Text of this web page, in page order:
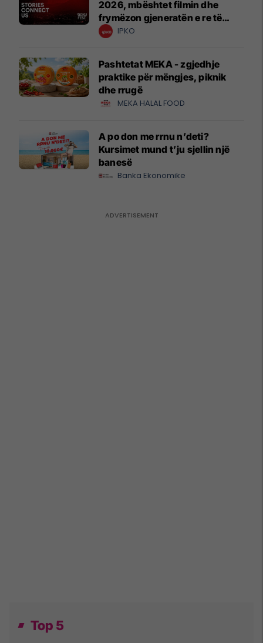
2026, mbështet filmin dhe
frymëzon gjeneratën e re të
krijuesve
IPKO
Pashtetat MEKA - zgjedhje
praktike për mëngjes, piknik
dhe rrugë
MEKA HALAL FOOD
A po don me rrnu n’deti?
Kursimet mund t’ju sjellin një
banesë
Banka Ekonomike
Top 5